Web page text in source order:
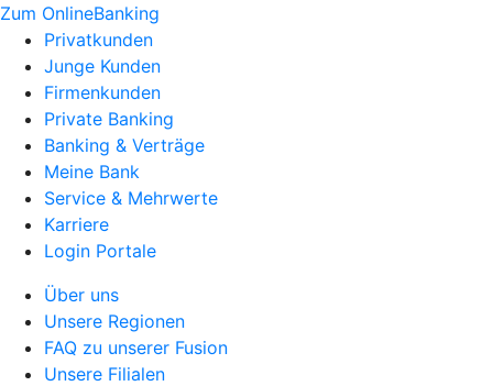
Zum OnlineBanking
Privatkunden
Junge Kunden
Firmenkunden
Private Banking
Banking & Verträge
Meine Bank
Service & Mehrwerte
Karriere
Login Portale
Über uns
Unsere Regionen
FAQ zu unserer Fusion
Unsere Filialen